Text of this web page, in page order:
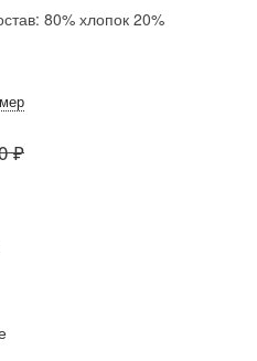
80% хлопок 20%
₽